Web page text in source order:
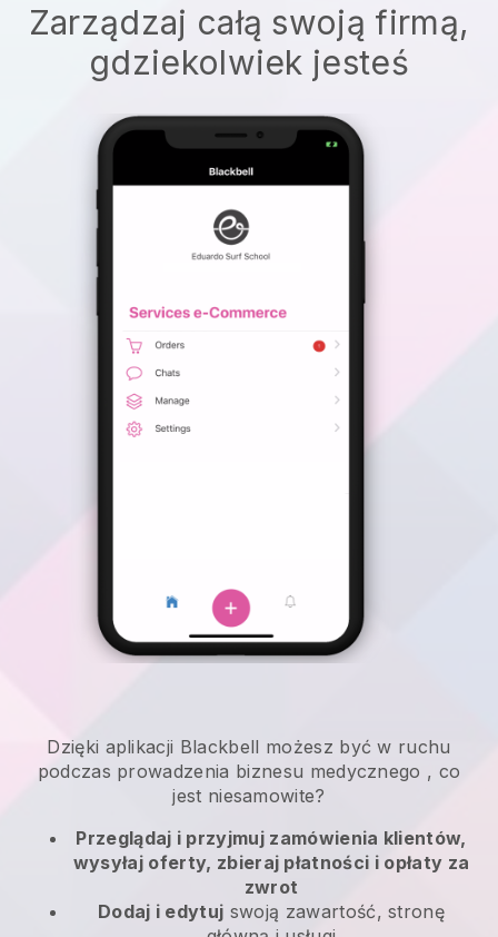
Zarządzaj całą swoją firmą,
gdziekolwiek jesteś
Dzięki aplikacji Blackbell możesz być w ruchu
podczas prowadzenia biznesu medycznego , co
jest niesamowite?
Przeglądaj i przyjmuj zamówienia klientów,
wysyłaj oferty, zbieraj płatności i opłaty za
zwrot
Dodaj i edytuj swoją zawartość, stronę